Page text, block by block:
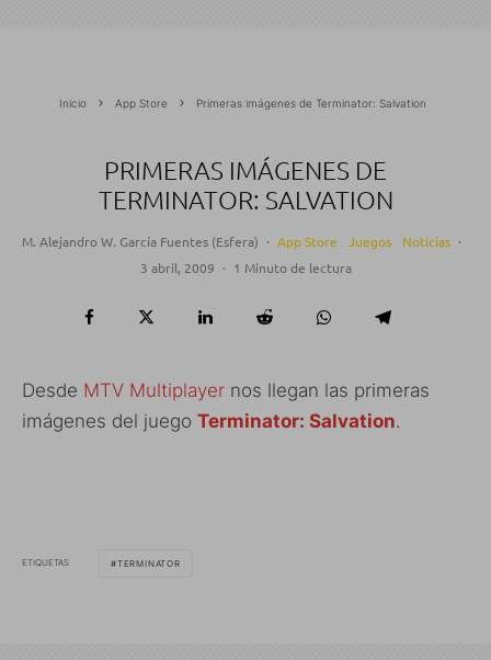
Inicio App Store Primeras imágenes de Terminator: Salvation
PRIMERAS IMÁGENES DE
TERMINATOR: SALVATION
M. Alejandro W. García Fuentes (Esfera) · App Store Juegos Noticias ·
3 abril, 2009 · 1 Minuto de lectura
Desde MTV Multiplayer nos llegan las primeras
imágenes del juego Terminator: Salvation.
ETIQUETAS TERMINATOR